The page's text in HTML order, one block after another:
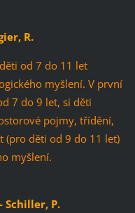
R.
od 7 do 11 let
myšlení. V první
7 do 9 let, si děti
pojmy, třídění,
(pro děti od 9 do 11 let)
myšlení.
Schiller, P.